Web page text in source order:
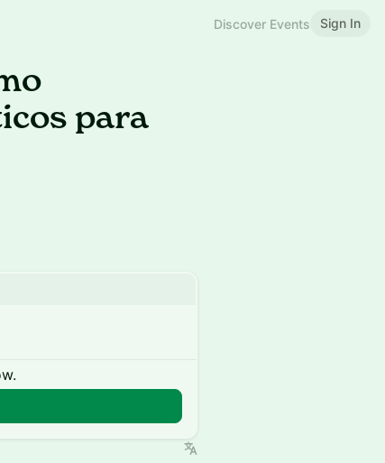
Discover Events Sign In
para